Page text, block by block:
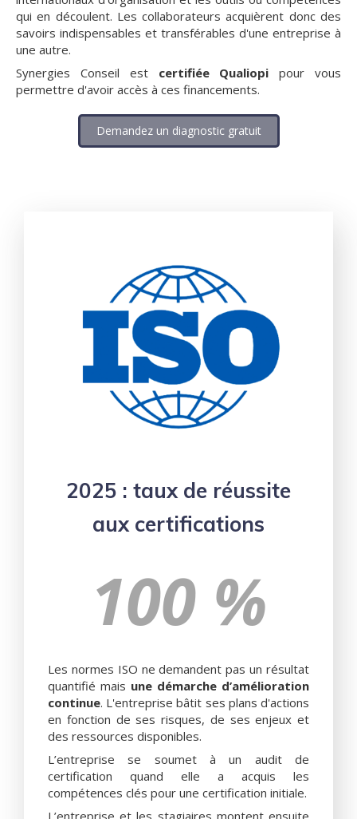
qui en découlent. Les collaborateurs acquièrent donc des
savoirs indispensables et transférables d'une entreprise à
une autre.
Synergies Conseil est certifiée Qualiopi pour vous
permettre d'avoir accès à ces financements.
Demandez un diagnostic gratuit
2025 : taux de réussite
aux certifications
100 %
Les normes ISO ne demandent pas un résultat
quantifié mais une démarche d’amélioration
continue. L'entreprise bâtit ses plans d'actions
en fonction de ses risques, de ses enjeux et
des ressources disponibles.
L’entreprise se soumet à un audit de
certification quand elle a acquis les
compétences clés pour une certification initiale.
L’entreprise et les stagiaires montent ensuite